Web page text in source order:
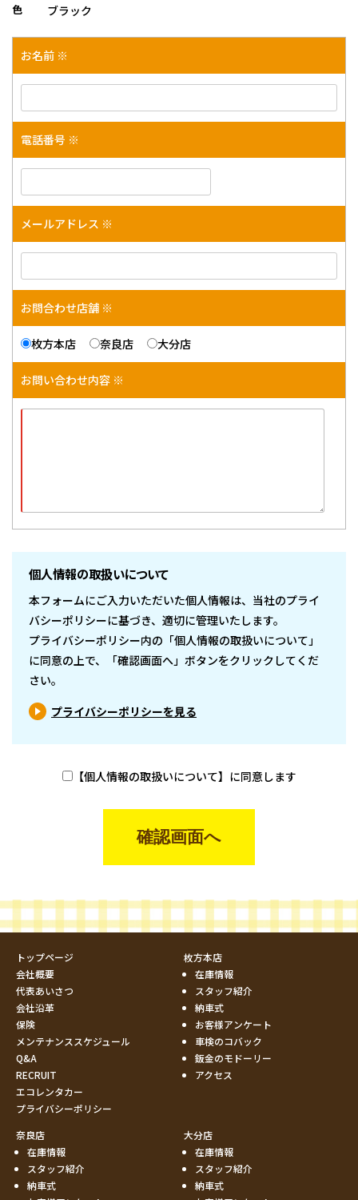
色 ブラック
お名前 ※
電話番号 ※
メールアドレス ※
お問合わせ店舗 ※
枚方本店 奈良店 大分店
お問い合わせ内容 ※
個人情報の取扱いについて
本フォームにご入力いただいた個人情報は、当社のプライ
バシーポリシーに基づき、適切に管理いたします。
プライバシーポリシー内の「個人情報の取扱いについて」
に同意の上で、「確認画面へ」ボタンをクリックしてくだ
さい。
プライバシーポリシーを見る
【個人情報の取扱いについて】に同意します
トップページ
会社概要
代表あいさつ
会社沿革
保険
メンテナンススケジュール
Q&A
RECRUIT
エコレンタカー
プライバシーポリシー
枚方本店
在庫情報
スタッフ紹介
納車式
お客様アンケート
車検のコバック
鈑金のモドーリー
アクセス
奈良店
在庫情報
スタッフ紹介
納車式
大分店
在庫情報
スタッフ紹介
納車式